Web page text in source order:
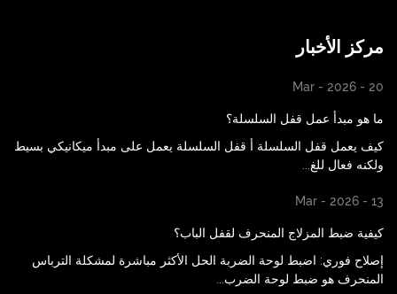
مركز الأخبار
Mar - 2026 - 20
ما هو مبدأ عمل قفل السلسلة؟
كيف يعمل قفل السلسلة أ قفل السلسلة يعمل على مبدأ ميكانيكي بسيط
ولكنه فعال للغ...
Mar - 2026 - 13
كيفية ضبط المزلاج المنحرف لقفل الباب؟
إصلاح فوري: اضبط لوحة الضربة الحل الأكثر مباشرة لمشكلة الترباس
المنحرف هو ضبط لوحة الضرب...